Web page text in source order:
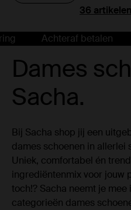
Achteraf betalen
Dames
Sacha.
Bij Sacha shop jij een
dames schoenen in allerlei
Uniek, comfortabel én
ingrediëntenmix voor jouw
toch!? Sacha neemt je
categorieën dames